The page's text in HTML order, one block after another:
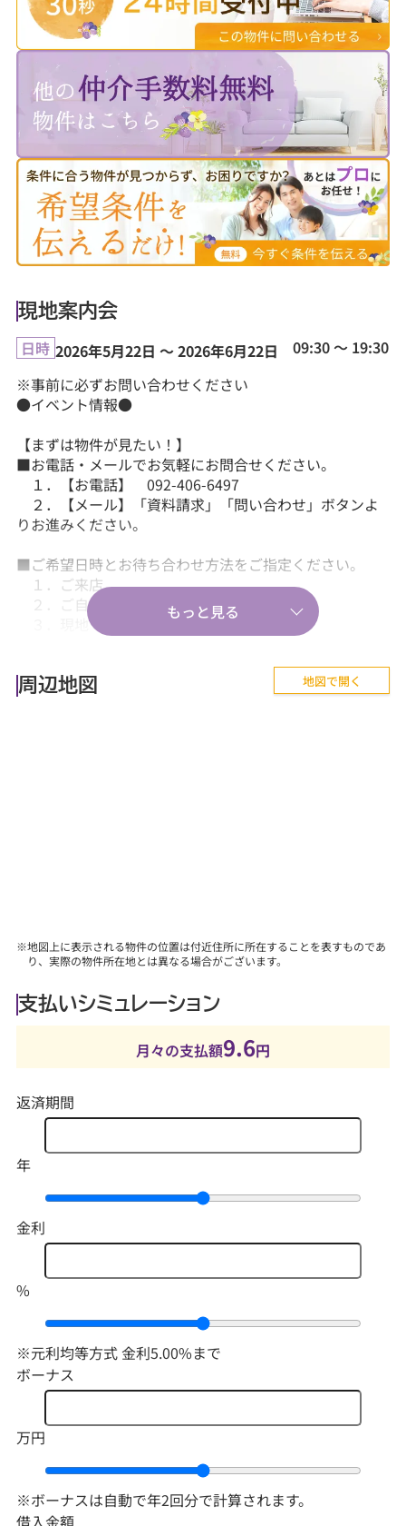
現地案内会
日時 2026年5月22日 ～ 2026年6月22日 09:30 ～ 19:30
※事前に必ずお問い合わせください
●イベント情報●
【まずは物件が見たい！】
■お電話・メールでお気軽にお問合せください。
１．【お電話】 092-406-6497
２．【メール】「資料請求」「問い合わせ」ボタンよ
りお進みください。
■ご希望日時とお待ち合わせ方法をご指定ください。
１．ご来店
２．ご自宅送迎
３．現地・最寄駅等でのお待ち合わせ。
■『失敗しない住まい選びのポイント！』、『購入の流
周辺地図 地図で開く
※地図上に表示される物件の位置は付近住所に所在することを表すものであ
り、実際の物件所在地とは異なる場合がございます。
支払いシミュレーション
月々の支払額9.6円
返済期間
年
金利
%
※元利均等方式 金利5.00%まで
ボーナス
万円
※ボーナスは自動で年2回分で計算されます。